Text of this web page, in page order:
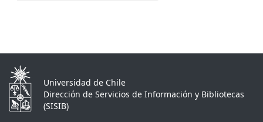
Universidad de Chile
Dirección de Servicios de Información y Bibliotecas
(SISIB)